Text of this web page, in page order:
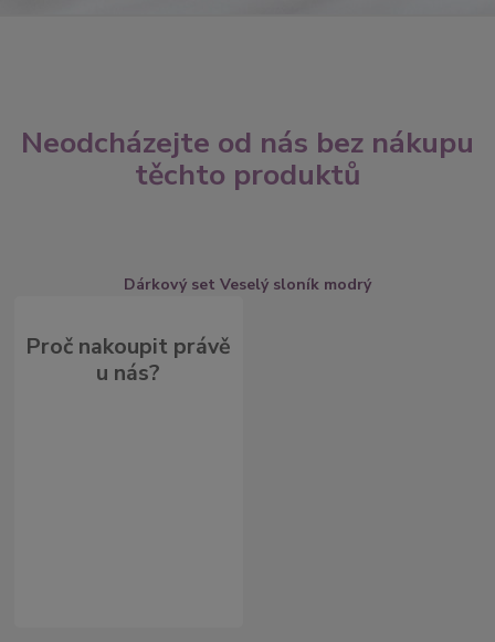
Neodcházejte od nás bez nákupu
těchto produktů
Dárkový set Veselý sloník modrý
Proč nakoupit právě
u nás?